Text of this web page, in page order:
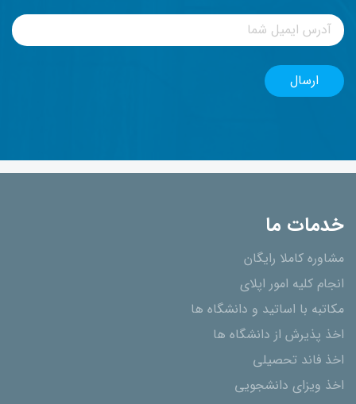
خدمات ما
مشاوره کاملا رایگان
انجام کلیه امور اپلای
مکاتبه با اساتید و دانشگاه ها
اخذ پذیرش از دانشگاه ھا
اخذ فاند تحصیلی
اخذ ویزای دانشجویی